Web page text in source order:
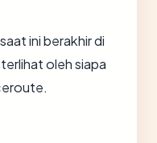
ini berakhir di
oleh siapa